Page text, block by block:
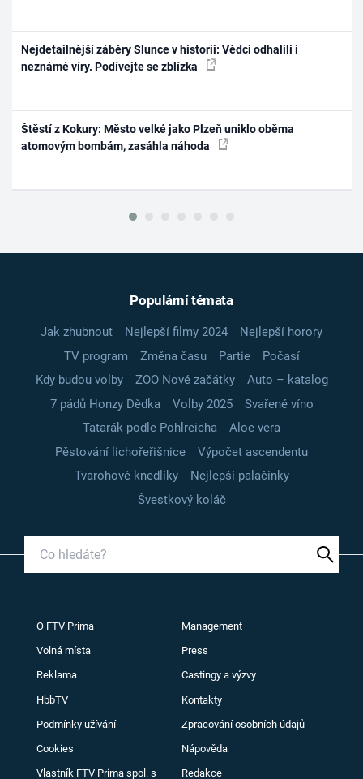
Nejdetailnější záběry Slunce v historii: Vědci odhalili i
neznámé víry. Podívejte se zblízka
Štěstí z Kokury: Město velké jako Plzeň uniklo oběma
atomovým bombám, zasáhla náhoda
Populární témata
Jak zhubnout Nejlepší filmy 2024
Nejlepší horory
TV program
Změna času Partie
Počasí
Kdy budou volby
ZOO Nové začátky
Auto – katalog
7 pádů Honzy Dědka
Volby 2025
Svařené víno
Tatarák podle Pohlreicha
Aloe vera
Pěstování lichořeřišnice
Výpočet ascendentu
Tvarohové knedlíky
Nejlepší palačinky
Švestkový koláč
O FTV Prima Management
Volná místa Press
Reklama Castingy a výzvy
HbbTV Kontakty
Podmínky užívání Zpracování osobních údajů
Cookies Nápověda
Vlastník FTV Prima spol. s Redakce